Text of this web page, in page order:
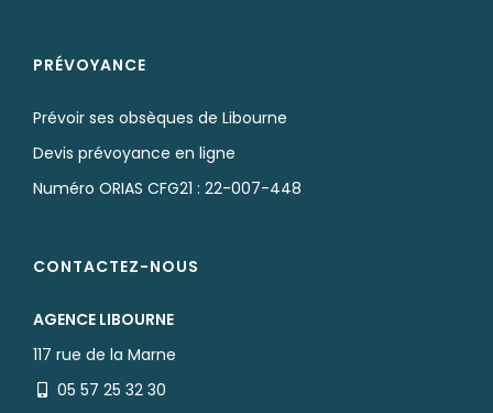
PRÉVOYANCE
Prévoir ses obsèques de Libourne
Devis prévoyance en ligne
Numéro ORIAS CFG21 : 22-007-448
CONTACTEZ-NOUS
AGENCE LIBOURNE
117 rue de la Marne
05 57 25 32 30